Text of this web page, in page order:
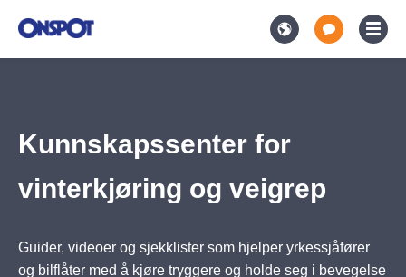
Kunnskapssenter for
vinterkjøring og veigrep
Guider, videoer og sjekklister som hjelper yrkessjåfører
og bilflåter med å kjøre tryggere og holde seg i bevegelse
Kunnskapssenter for vinterkjøring og veigrep